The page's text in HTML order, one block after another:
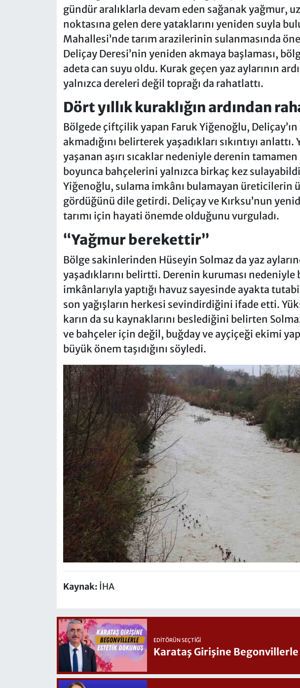
gündür aralıklarla devam eden sağanak yağmur,
noktasına gelen dere yataklarını yeniden suyla
Mahallesi’nde tarım arazilerinin sulanmasında
Deliçay Deresi’nin yeniden akmaya başlaması,
adeta can suyu oldu. Kurak geçen yaz aylarının
yalnızca dereleri değil toprağı da rahatlattı.
Dört yıllık kuraklığın ardından
Bölgede çiftçilik yapan Faruk Yiğenoğlu,
akmadığını belirterek yaşadıkları sıkıntıyı
yaşanan aşırı sıcaklar nedeniyle derenin
boyunca bahçelerini yalnızca birkaç kez
Yiğenoğlu, sulama imkânı bulamayan üreticilerin
gördüğünü dile getirdi. Deliçay ve Kırksu’nun
tarımı için hayati önemde olduğunu vurguladı.
“Yağmur berekettir”
Bölge sakinlerinden Hüseyin Solmaz da yaz
yaşadıklarını belirtti. Derenin kuruması
imkânlarıyla yaptığı havuz sayesinde ayakta
son yağışların herkesi sevindirdiğini ifade etti.
karın da su kaynaklarını beslediğini belirten
ve bahçeler için değil, buğday ve ayçiçeği ekimi
büyük önem taşıdığını söyledi.
Kaynak: İHA
EDITÖRÜN SEÇTIĞI
Karataş Girişine